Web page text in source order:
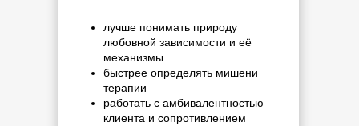
лучше понимать природу
любовной зависимости и её
механизмы
быстрее определять мишени
терапии
работать с амбивалентностью
клиента и сопротивлением